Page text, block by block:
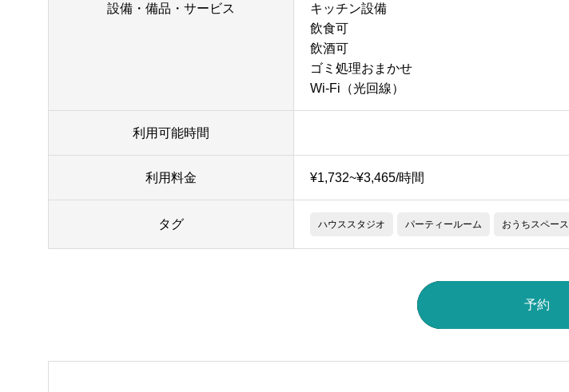
設備・備品・サービス
キッチン設備
飲食可
飲酒可
ゴミ処理おまかせ
Wi-Fi（光回線）
利用可能時間
利用料金 ¥1,732~¥3,465/時間
タグ ハウススタジオ パーティールーム おうちスペース
予約